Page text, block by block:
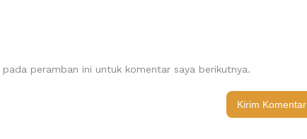
peramban ini untuk komentar saya berikutnya.